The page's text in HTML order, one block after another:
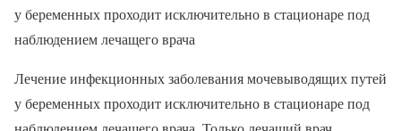
у беременных проходит исключительно в стационаре под
наблюдением лечащего врача
Лечение инфекционных заболевания мочевыводящих путей
у беременных проходит исключительно в стационаре под